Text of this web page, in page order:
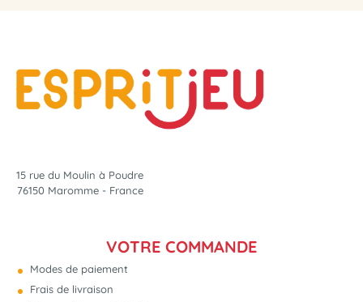
15 rue du Moulin à Poudre
76150 Maromme - France
VOTRE COMMANDE
Modes de paiement
Frais de livraison